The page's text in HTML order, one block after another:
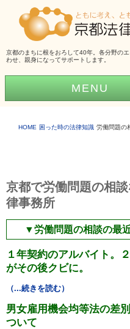
京都のまちに根をおろして40年。各分野の
わせ、親身になってサポートします。
MENU
アクセス
弁護士費用
くらしの法律シリーズ
事務所だより
困ったときの法律知識
採用情報
HOME 困った時の法律知識 労働問題の
京都で労働問題の相
律事務所
▼労働問題の相談の最
１年契約のアルバイト。
がその後クビに。
（...続きを読む）
男女雇用機会均等法の差
ついて